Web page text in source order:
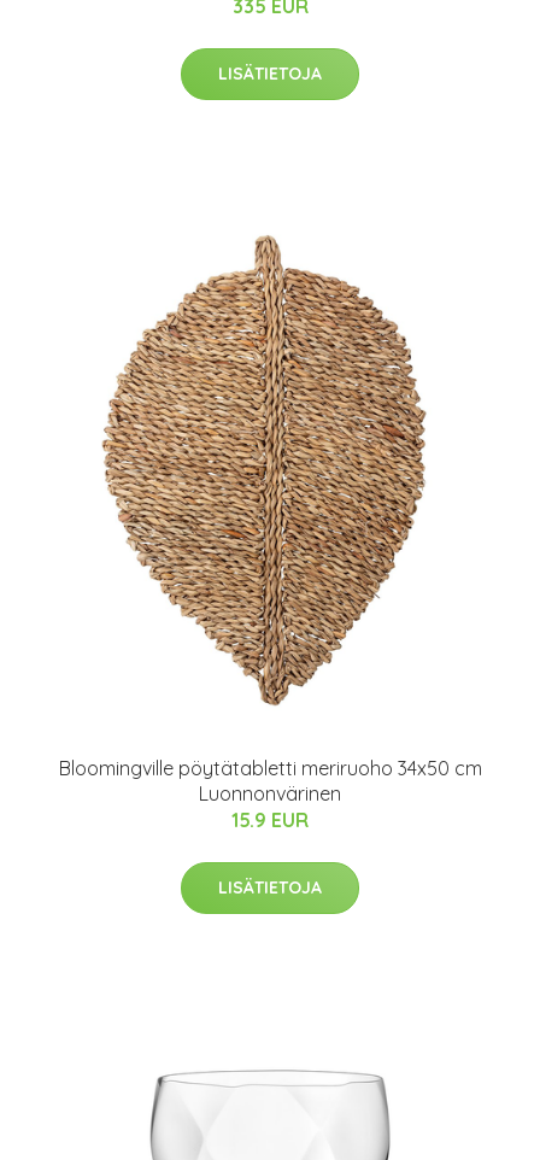
335 EUR
LISÄTIETOJA
Bloomingville pöytätabletti meriruoho 34x50 cm
Luonnonvärinen
15.9 EUR
LISÄTIETOJA